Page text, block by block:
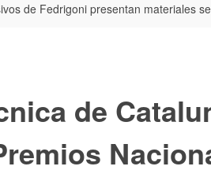
de Fedrigoni presentan materiales
de